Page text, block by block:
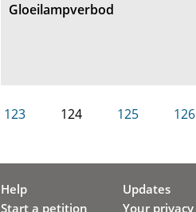
Gloeilampverbod
123 124 125 126
Help
Start a petition
Updates
Your privacy